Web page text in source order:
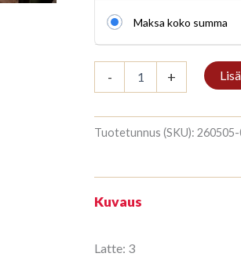
Maksa koko summa
-
3/7
Mahonki
määrä
+
Tuotetunnus (SKU):
Kuvaus
Latte: 3